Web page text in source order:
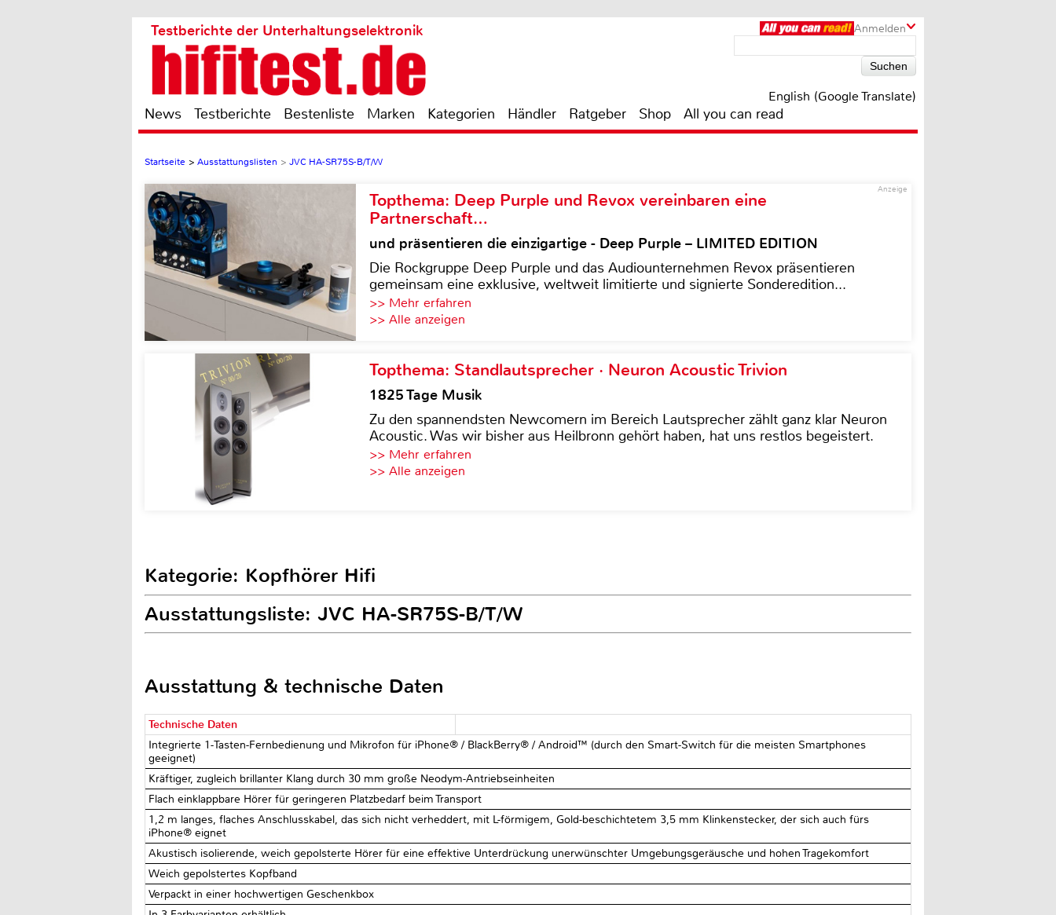
Anmelden
Testberichte der Unterhaltungselektronik
English (Google Translate)
News Testberichte Bestenliste Marken Kategorien Händler Ratgeber Shop All you can read
Startseite > Ausstattungslisten > JVC HA-SR75S-B/T/W
Anzeige
Topthema: Deep Purple und Revox vereinbaren eine
Partnerschaft…
und präsentieren die einzigartige - Deep Purple – LIMITED EDITION
Die Rockgruppe Deep Purple und das Audiounternehmen Revox präsentieren
gemeinsam eine exklusive, weltweit limitierte und signierte Sonderedition...
>> Mehr erfahren
>> Alle anzeigen
Topthema: Standlautsprecher · Neuron Acoustic Trivion
1825 Tage Musik
Zu den spannendsten Newcomern im Bereich Lautsprecher zählt ganz klar Neuron
Acoustic. Was wir bisher aus Heilbronn gehört haben, hat uns restlos begeistert.
>> Mehr erfahren
>> Alle anzeigen
Kategorie: Kopfhörer Hifi
Ausstattungsliste: JVC HA-SR75S-B/T/W
Ausstattung & technische Daten
Technische Daten
Integrierte 1-Tasten-Fernbedienung und Mikrofon für iPhone® / BlackBerry® / Android™ (durch den Smart-Switch für die meisten Smartphones
geeignet)
Kräftiger, zugleich brillanter Klang durch 30 mm große Neodym-Antriebseinheiten
Flach einklappbare Hörer für geringeren Platzbedarf beim Transport
1,2 m langes, flaches Anschlusskabel, das sich nicht verheddert, mit L-förmigem, Gold-beschichtetem 3,5 mm Klinkenstecker, der sich auch fürs
iPhone® eignet
Akustisch isolierende, weich gepolsterte Hörer für eine effektive Unterdrückung unerwünschter Umgebungsgeräusche und hohen Tragekomfort
Weich gepolstertes Kopfband
Verpackt in einer hochwertigen Geschenkbox